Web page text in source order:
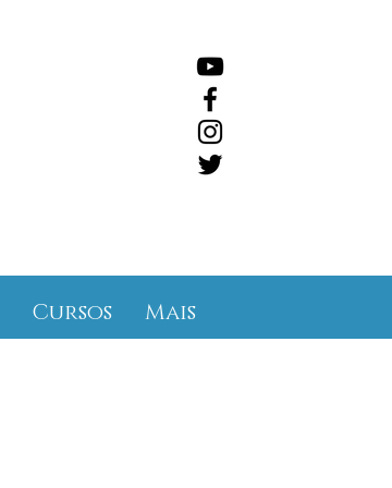
Cursos Mais